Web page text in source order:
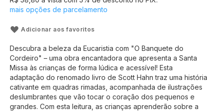
mais opções de parcelamento
Adicionar aos favoritos
Descubra a beleza da Eucaristia com "O Banquete do
Cordeiro" – uma obra encantadora que apresenta a Santa
Missa às crianças de forma lúdica e acessível! Esta
adaptação do renomado livro de Scott Hahn traz uma história
cativante em quadras rimadas, acompanhada de ilustrações
deslumbrantes que vão tocar o coração dos pequenos e
grandes. Com esta leitura, as crianças aprenderão sobre a